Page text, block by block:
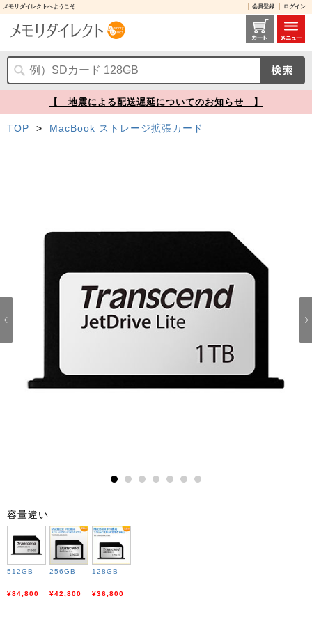
メモリダイレクトへようこそ 会員登録 ログイン
Transcend MacBook Pro専用ストレージ拡張カード 1TB TS1TJDL330 JetDrive Lite 330【メモリダイレクト】
【 地震による配送遅延についてのお知らせ 】
TOP > MacBook ストレージ拡張カード
容量違い
512GB
¥84,800
256GB
¥42,800
128GB
¥36,800